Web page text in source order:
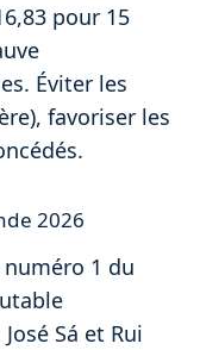
pour 15
Éviter les
favoriser les
2026
numéro 1 du
José Sá et Rui